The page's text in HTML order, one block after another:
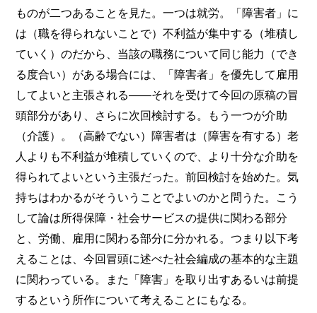
ものが二つあることを見た。一つは就労。「障害者」に
は（職を得られないことで）不利益が集中する（堆積し
ていく）のだから、当該の職務について同じ能力（でき
る度合い）がある場合には、「障害者」を優先して雇用
してよいと主張される――それを受けて今回の原稿の冒
頭部分があり、さらに次回検討する。もう一つが介助
（介護）。（高齢でない）障害者は（障害を有する）老
人よりも不利益が堆積していくので、より十分な介助を
得られてよいという主張だった。前回検討を始めた。気
持ちはわかるがそういうことでよいのかと問うた。こう
して論は所得保障・社会サービスの提供に関わる部分
と、労働、雇用に関わる部分に分かれる。つまり以下考
えることは、今回冒頭に述べた社会編成の基本的な主題
に関わっている。また「障害」を取り出すあるいは前提
するという所作について考えることにもなる。